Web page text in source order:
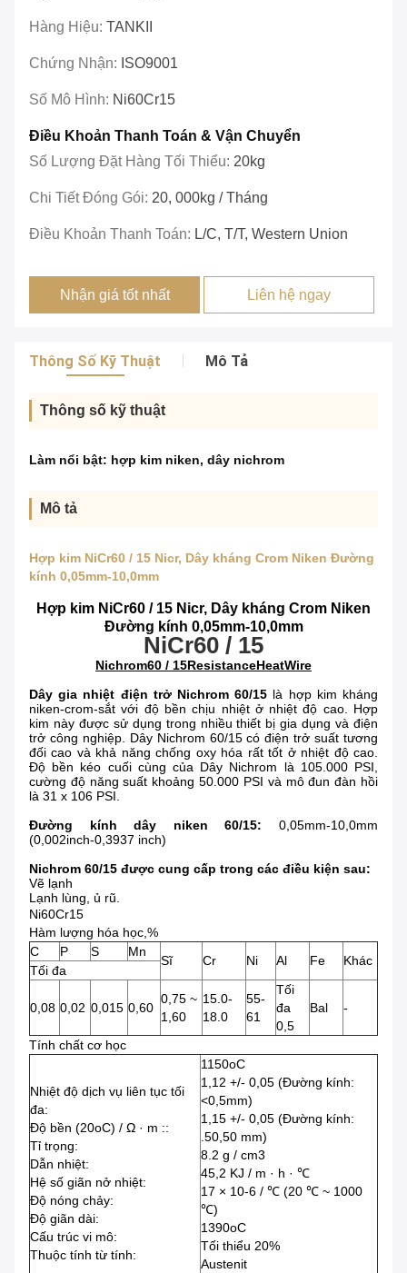
Hàng Hiệu: TANKII
Chứng Nhận: ISO9001
Số Mô Hình: Ni60Cr15
Điều Khoản Thanh Toán & Vận Chuyển
Số Lượng Đặt Hàng Tối Thiểu: 20kg
Chi Tiết Đóng Gói: 20, 000kg / Tháng
Điều Khoản Thanh Toán: L/c, T/T, Western Union
Nhận giá tốt nhất Liên hệ ngay
Thông Số Kỹ Thuật Mô Tả
Thông số kỹ thuật
Làm nổi bật: hợp kim niken, dây nichrom
Mô tả
Hợp kim NiCr60 / 15 Nicr, Dây kháng Crom Niken Đường
kính 0,05mm-10,0mm
Hợp kim NiCr60 / 15 Nicr, Dây kháng Crom Niken
Đường kính 0,05mm-10,0mm
NiCr60 / 15
Nichrom60 / 15ResistanceHeatWire
Dây gia nhiệt điện trở Nichrom 60/15 là hợp kim kháng
niken-crom-sắt với độ bền chịu nhiệt ở nhiệt độ cao. Hợp
kim này được sử dụng trong nhiều thiết bị gia dụng và điện
trở công nghiệp. Dây Nichrom 60/15 có điện trở suất tương
đối cao và khả năng chống oxy hóa rất tốt ở nhiệt độ cao.
Độ bền kéo cuối cùng của Dây Nichrom là 105.000 PSI,
cường độ năng suất khoảng 50.000 PSI và mô đun đàn hồi
là 31 x 106 PSI.
Đường kính dây niken 60/15: 0,05mm-10,0mm
(0,002inch-0,3937 inch)
Nichrom 60/15 được cung cấp trong các điều kiện sau:
Vẽ lạnh
Lạnh lùng, ủ rũ.
Ni60Cr15
Hàm lượng hóa học,%
C
P S Mn
Sĩ Cr Ni Al Fe Khác
Tối đa
0,08 0,02 0,015 0,60
0,75 ~
1,60
15.0-
18.0
55-
61
Tối
đa
0,5
Bal -
Tính chất cơ học
Nhiệt độ dịch vụ liên tục tối
đa:
Độ bền (20oC) / Ω · m ::
Tỉ trọng:
Dẫn nhiệt:
Hệ số giãn nở nhiệt:
Độ nóng chảy:
Độ giãn dài:
Cấu trúc vi mô:
Thuộc tính từ tính:
1150oC
1,12 +/- 0,05 (Đường kính:
<0,5mm)
1,15 +/- 0,05 (Đường kính:
.50,50 mm)
8.2 g / cm3
45,2 KJ / m · h · ℃
17 × 10-6 / ℃ (20 ℃ ~ 1000
℃)
1390oC
Tối thiểu 20%
Austenit